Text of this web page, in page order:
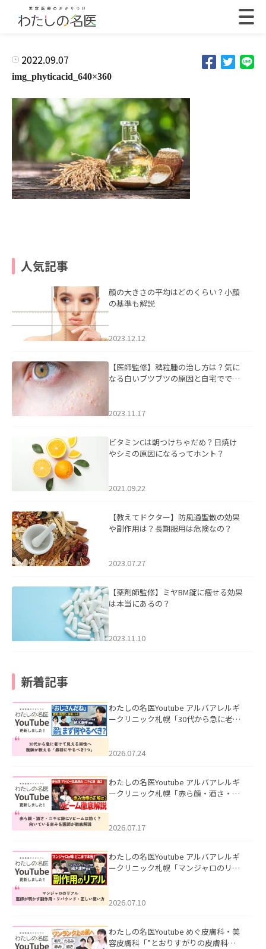
2022.09.07
img_phyticacid_640×360
人気記事
顔の大きさの平均はどのくらい？小顔
の基準も解説
2023.12.12
【医師監修】稗粒腫の治し方は？気に
なる白いブツブツの原因と自宅ででき
2023.11.17
ビタミンCは朝つけちゃだめ？日焼け
やシミの原因になるってホント？
2021.09.22
【教えてドクター】防風通聖散の効果
や副作用は？長期服用は危険なの？
2023.07.27
【薬剤師監修】ミヤBM錠に痩せる効果
は本当にあるの？
2023.11.10
新着記事
わたしの名医Youtube アルバアレルギ
ークリニック札幌「30代から急に老け
た。
2026.07.24
わたしの名医Youtube アルバアレルギ
ークリニック札幌「赤ら顔・酒さ・ニ
した。
2026.07.17
わたしの名医Youtube アルバアレルギ
ークリニック札幌「マンジャロのリア
た。
2026.07.10
わたしの名医Youtube めぐ皮膚科・美
容皮膚科「”とおりすがりの皮膚科